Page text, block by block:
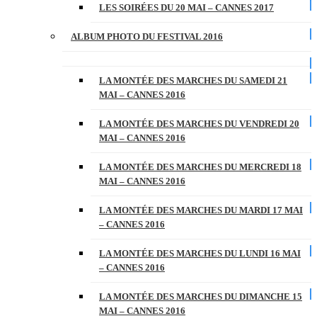
LES SOIRÉES DU 20 MAI – CANNES 2017
ALBUM PHOTO DU FESTIVAL 2016
LA MONTÉE DES MARCHES DU SAMEDI 21
MAI – CANNES 2016
LA MONTÉE DES MARCHES DU VENDREDI 20
MAI – CANNES 2016
LA MONTÉE DES MARCHES DU MERCREDI 18
MAI – CANNES 2016
LA MONTÉE DES MARCHES DU MARDI 17 MAI
– CANNES 2016
LA MONTÉE DES MARCHES DU LUNDI 16 MAI
– CANNES 2016
LA MONTÉE DES MARCHES DU DIMANCHE 15
MAI – CANNES 2016